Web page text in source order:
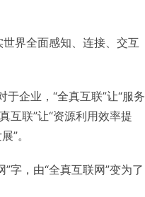
世界全面感知、连接、交互
企业，“全真互联”让“服务
互联”让“资源利用效率提
”。
字，由“全真互联网”变为了